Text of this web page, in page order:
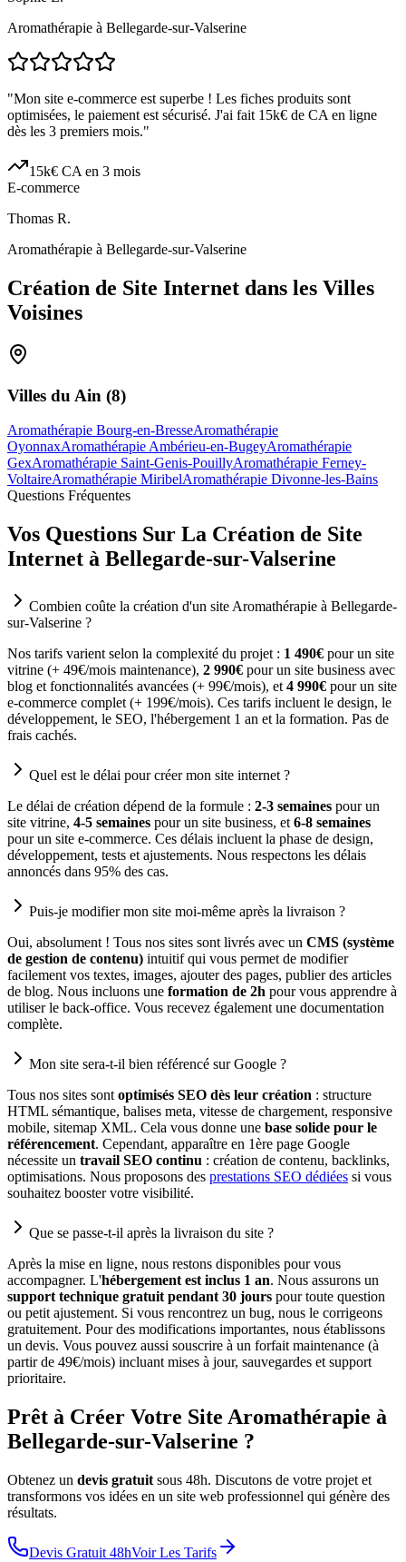
Aromathérapie à Bellegarde-sur-Valserine
"Mon site e-commerce est superbe ! Les fiches produits sont
optimisées, le paiement est sécurisé. J'ai fait 15k€ de CA en ligne
dès les 3 premiers mois."
15k€ CA en 3 mois
E-commerce
Thomas R.
Aromathérapie à Bellegarde-sur-Valserine
Création de Site Internet dans les Villes
Voisines
Villes du Ain (8)
Aromathérapie Bourg-en-BresseAromathérapie
OyonnaxAromathérapie Ambérieu-en-BugeyAromathérapie
GexAromathérapie Saint-Genis-PouillyAromathérapie Ferney-
VoltaireAromathérapie MiribelAromathérapie Divonne-les-Bains
Questions Fréquentes
Vos Questions Sur La Création de Site
Internet à Bellegarde-sur-Valserine
Combien coûte la création d'un site Aromathérapie à Bellegarde-
sur-Valserine ?
Nos tarifs varient selon la complexité du projet : 1 490€ pour un site
vitrine (+ 49€/mois maintenance), 2 990€ pour un site business avec
blog et fonctionnalités avancées (+ 99€/mois), et 4 990€ pour un site
e-commerce complet (+ 199€/mois). Ces tarifs incluent le design, le
développement, le SEO, l'hébergement 1 an et la formation. Pas de
frais cachés.
Quel est le délai pour créer mon site internet ?
Le délai de création dépend de la formule : 2-3 semaines pour un
site vitrine, 4-5 semaines pour un site business, et 6-8 semaines
pour un site e-commerce. Ces délais incluent la phase de design,
développement, tests et ajustements. Nous respectons les délais
annoncés dans 95% des cas.
Puis-je modifier mon site moi-même après la livraison ?
Oui, absolument ! Tous nos sites sont livrés avec un CMS (système
de gestion de contenu) intuitif qui vous permet de modifier
facilement vos textes, images, ajouter des pages, publier des articles
de blog. Nous incluons une formation de 2h pour vous apprendre à
utiliser le back-office. Vous recevez également une documentation
complète.
Mon site sera-t-il bien référencé sur Google ?
Tous nos sites sont optimisés SEO dès leur création : structure
HTML sémantique, balises meta, vitesse de chargement, responsive
mobile, sitemap XML. Cela vous donne une base solide pour le
référencement. Cependant, apparaître en 1ère page Google
nécessite un travail SEO continu : création de contenu, backlinks,
optimisations. Nous proposons des prestations SEO dédiées si vous
souhaitez booster votre visibilité.
Que se passe-t-il après la livraison du site ?
Après la mise en ligne, nous restons disponibles pour vous
accompagner. L'hébergement est inclus 1 an. Nous assurons un
support technique gratuit pendant 30 jours pour toute question
ou petit ajustement. Si vous rencontrez un bug, nous le corrigeons
gratuitement. Pour des modifications importantes, nous établissons
un devis. Vous pouvez aussi souscrire à un forfait maintenance (à
partir de 49€/mois) incluant mises à jour, sauvegardes et support
prioritaire.
Prêt à Créer Votre Site Aromathérapie à
Bellegarde-sur-Valserine ?
Obtenez un devis gratuit sous 48h. Discutons de votre projet et
transformons vos idées en un site web professionnel qui génère des
résultats.
Devis Gratuit 48hVoir Les Tarifs